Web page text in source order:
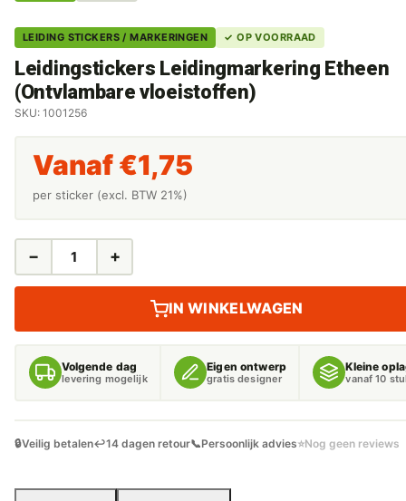
LEIDING STICKERS / MARKERINGEN ✓ OP VOORRAAD
Leidingstickers Leidingmarkering Etheen
(Ontvlambare vloeistoffen)
SKU: 1001256
Vanaf €1,75
per sticker (excl. BTW 21%)
LEIDINGSTICKERS
AANTAL
− +
IN WINKELWAGEN
Volgende dag
levering mogelijk
Eigen ontwerp
gratis designer
Kleine
vanaf 10
🔒Veilig betalen↩️14 dagen retour📞Persoonlijk advies⭐Nog geen reviews